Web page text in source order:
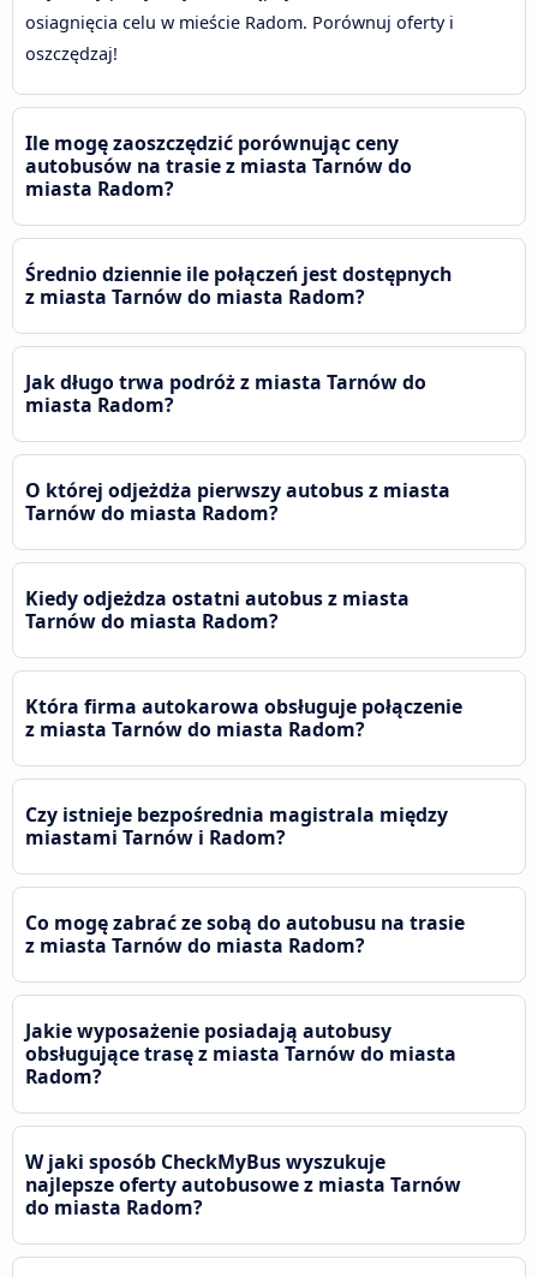
osiagnięcia celu w mieście Radom. Porównuj oferty i
oszczędzaj!
Ile mogę zaoszczędzić porównując ceny
autobusów na trasie z miasta Tarnów do
miasta Radom?
Średnio dziennie ile połączeń jest dostępnych
z miasta Tarnów do miasta Radom?
Jak długo trwa podróż z miasta Tarnów do
miasta Radom?
O której odjeżdża pierwszy autobus z miasta
Tarnów do miasta Radom?
Kiedy odjeżdza ostatni autobus z miasta
Tarnów do miasta Radom?
Która firma autokarowa obsługuje połączenie
z miasta Tarnów do miasta Radom?
Czy istnieje bezpośrednia magistrala między
miastami Tarnów i Radom?
Co mogę zabrać ze sobą do autobusu na trasie
z miasta Tarnów do miasta Radom?
Jakie wyposażenie posiadają autobusy
obsługujące trasę z miasta Tarnów do miasta
Radom?
W jaki sposób CheckMyBus wyszukuje
najlepsze oferty autobusowe z miasta Tarnów
do miasta Radom?